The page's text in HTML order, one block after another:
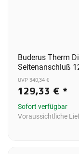
Buderus Therm
Seitenanschluß
UVP 340,34 €
129,33 € *
Sofort verfügbar
Voraussichtliche